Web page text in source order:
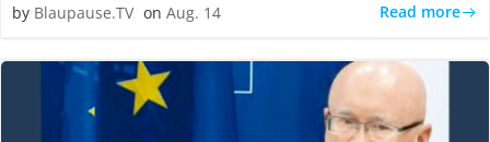
by Blaupause.TV on Aug. 14 Read more